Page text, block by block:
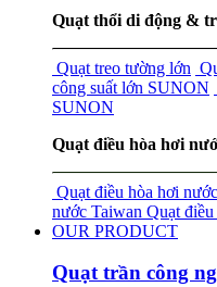
Quạt thổi di động &
Quạt treo tường lớn
công suất lớn SUNON
SUNON
Quạt điều hòa hơi
Quạt điều hòa hơi
nước Taiwan Quạt
OUR PRODUCT
Quạt trần công